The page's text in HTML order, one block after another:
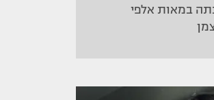
במאות אלפי